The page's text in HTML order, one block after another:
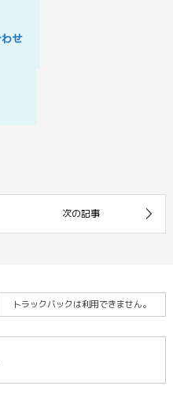
トラックバックは利用できません。